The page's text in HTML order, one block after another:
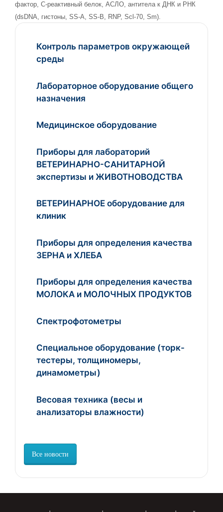
фактор, С-реактивный белок, АСЛО, антитела к ДНК и РНК
(dsDNA, гистоны, SS-A, SS-B, RNP, Scl-70, Sm).
Контроль параметров окружающей
среды
Лабораторное оборудование общего
назначения
Медицинское оборудование
Приборы для лабораторий
ВЕТЕРИНАРНО-САНИТАРНОЙ
экспертизы и ЖИВОТНОВОДСТВА
ВЕТЕРИНАРНОЕ оборудование для
клиник
Приборы для определения качества
ЗЕРНА и ХЛЕБА
Приборы для определения качества
МОЛОКА и МОЛОЧНЫХ ПРОДУКТОВ
Спектрофотометры
Специальное оборудование (торк-
тестеры, толщиномеры,
динамометры)
Весовая техника (весы и
анализаторы влажности)
Все новости